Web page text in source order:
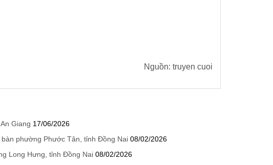
Nguồn: truyen cuoi
Giang 17/06/2026
phường Phước Tân, tỉnh Đồng Nai 08/02/2026
Long Hưng, tỉnh Đồng Nai 08/02/2026